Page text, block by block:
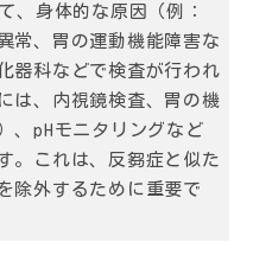
、身体的な原因（例：
常、胃の運動機能障害な
器科などで検査が行われ
は、内視鏡検査、胃の機
、pHモニタリングなど
。これは、反芻症と似た
除外するために重要で